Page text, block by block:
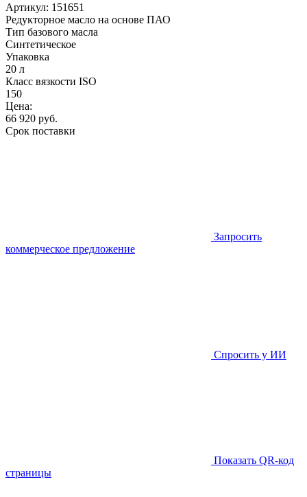
Артикул: 151651
Редукторное масло на основе ПАО
Тип базового масла
Синтетическое
Упаковка
20 л
Класс вязкости ISO
150
Цена:
66 920 руб.
Срок поставки
Запросить
коммерческое предложение
Спросить у ИИ
Показать QR-код
страницы